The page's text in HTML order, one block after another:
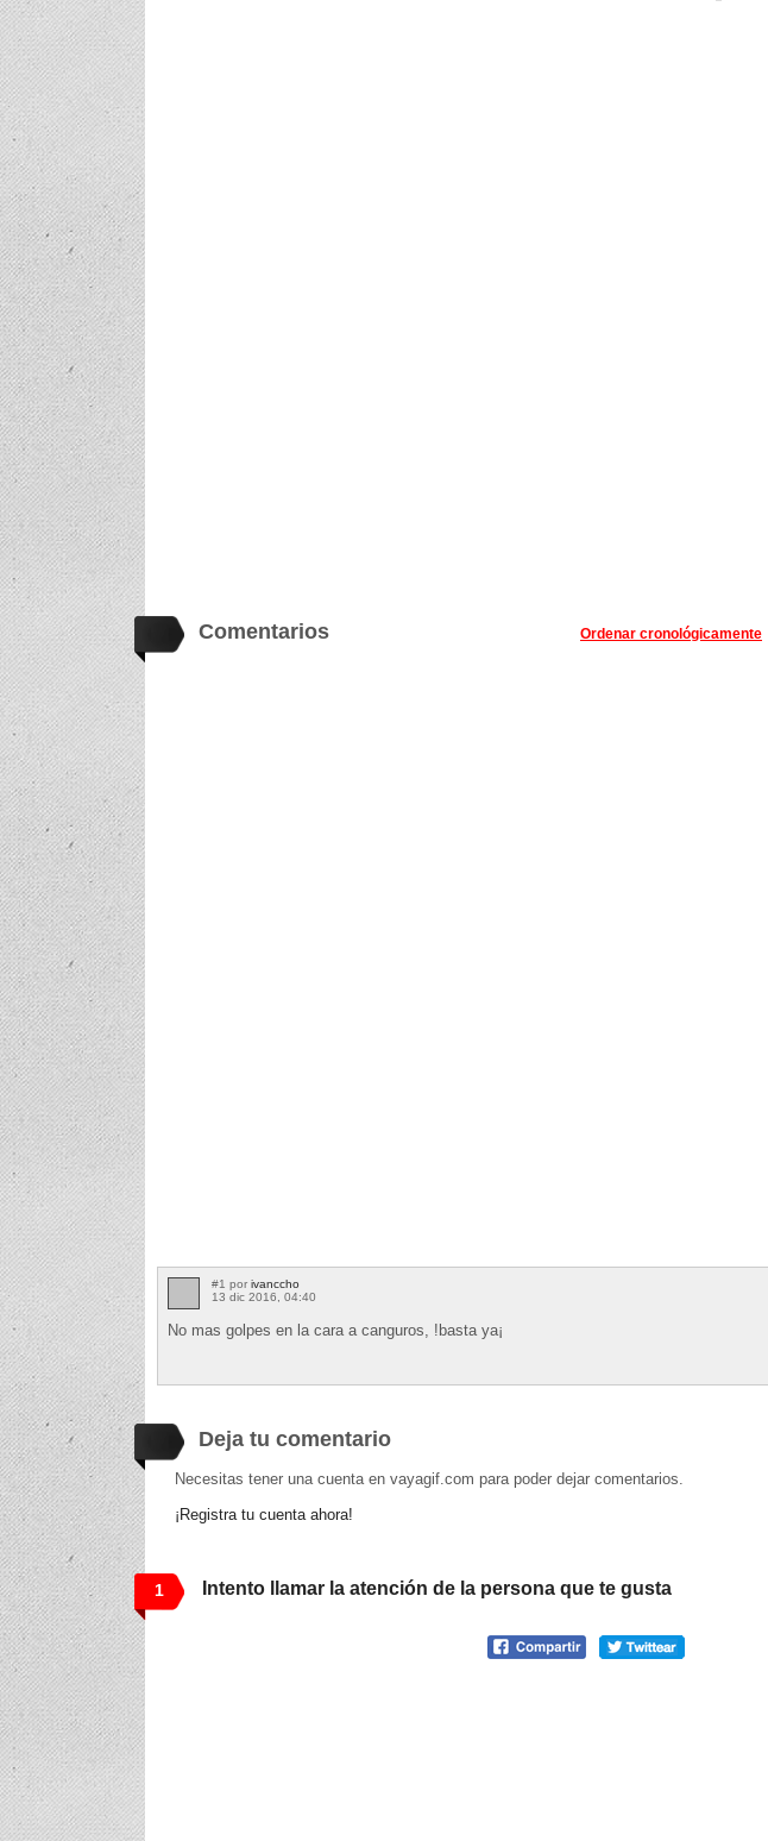
Comentarios Ordenar cronológicamente
#1 por ivanccho
13 dic 2016, 04:40
No mas golpes en la cara a canguros, !basta ya¡
Deja tu comentario
Necesitas tener una cuenta en vayagif.com para poder dejar comentarios.
¡Registra tu cuenta ahora!
1 Intento llamar la atención de la persona que te gusta